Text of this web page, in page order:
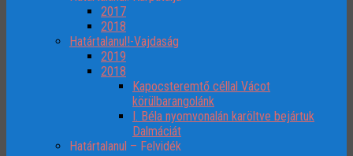
2017
2018
Határtalanul!-Vajdaság
2019
2018
Kapocsteremtő céllal Vácot
körülbarangolánk
I. Béla nyomvonalán karöltve bejártuk
Dalmáciát
Határtalanul – Felvidék